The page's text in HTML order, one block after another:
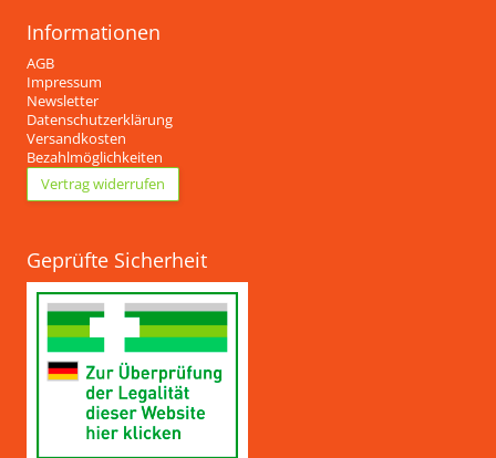
Informationen
AGB
Impressum
Newsletter
Datenschutzerklärung
Versandkosten
Bezahlmöglichkeiten
Vertrag widerrufen
Geprüfte Sicherheit